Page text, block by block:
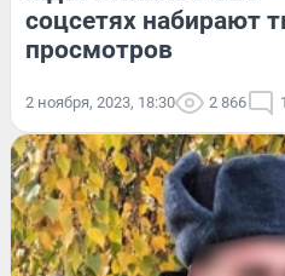
соцсетях набирают
просмотров
2 ноября, 2023, 18:30 2 866